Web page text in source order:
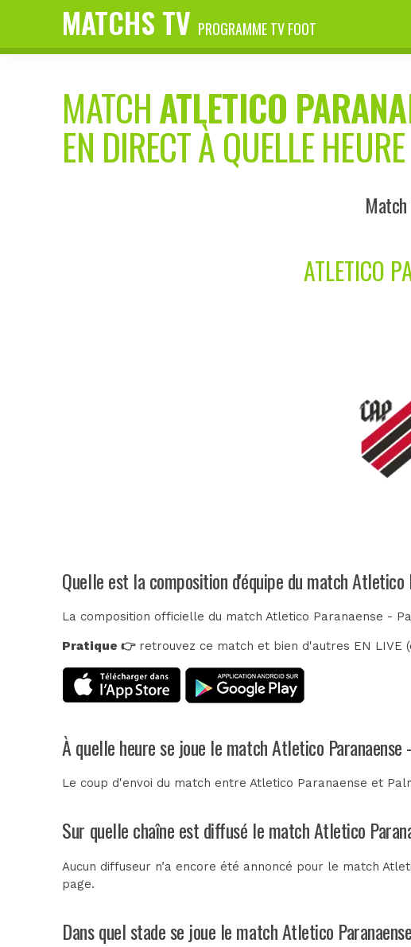
MATCHS TV PROGRAMME TV FOOT
MATCHATLETICO
EN DIRECT À QUELLE
ATLETICO
Quelle est la composition d'équipe du match Atletico
La composition officielle du match Atletico Paranaense -
Pratique 👉retrouvez ce match et bien d'autres EN LIVE
À quelle heure se joue le match Atletico Paranaense
Le coup d'envoi du match entre Atletico Paranaense et
Sur quelle chaîne est diffusé le match Atletico
Aucun diffuseur n’a encore été annoncé pour le match
page.
Dans quel stade se joue le match Atletico